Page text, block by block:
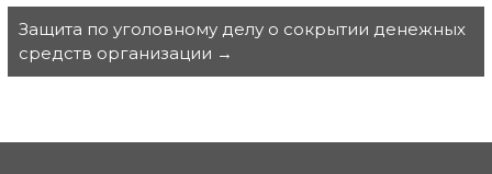
Защита по уголовному делу о сокрытии денежных
средств организации →